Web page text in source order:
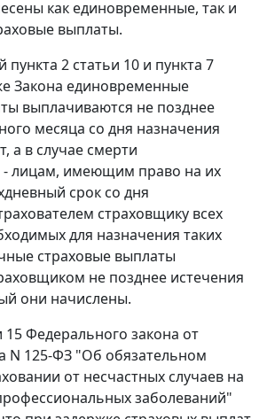
как единовременные, так и
выплаты.
пункта 2 статьи 10 и пункта 7
Закона единовременные
выплачиваются не позднее
месяца со дня назначения
а в случае смерти
- лицам, имеющим право на их
срок со дня
страховщику всех
для назначения таких
страховые выплаты
не позднее истечения
они начислены.
15Федерального закона от
N 125-ФЗ "Об обязательном
от несчастных случаев на
заболеваний"